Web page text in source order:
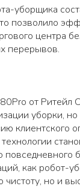
уборщика
позволило
центра
перерывов.
от Ритейл
уборки, но
клиентского
как робот-
чистоту, но и